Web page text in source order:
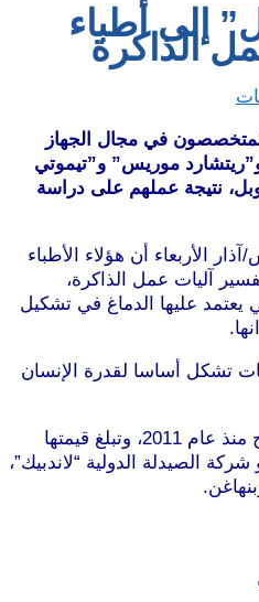
إلى أطباء
الذاكرة
الأطباء البريطانيون الـ 3 المتخصصون في مجال الجهاز
موريس” و”تيموتي
نتيجة عملهم على دراسة
الجائزة 2 مارس/آذار الأربعاء أن هؤلاء الأطباء
آليات عمل الذاكرة،
يعتمد عليها الدماغ في تشكيل
تشكل أساسا لقدرة الإنسان
يُذكر أن الجائزة المذكورة تمنح منذ عام 2011، وتبلغ قيمتها
الصيدلة الدولية “لاندبيك”،